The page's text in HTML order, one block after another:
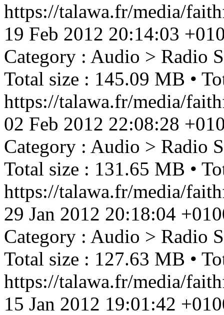
https://talawa.fr/media/
19 Feb 2012 20:14:03
Category : Audio > Radio
Total size : 145.09 MB •
https://talawa.fr/media/
02 Feb 2012 22:08:28
Category : Audio > Radio
Total size : 131.65 MB •
https://talawa.fr/media/
29 Jan 2012 20:18:04
Category : Audio > Radio
Total size : 127.63 MB •
https://talawa.fr/media/
15 Jan 2012 19:01:42